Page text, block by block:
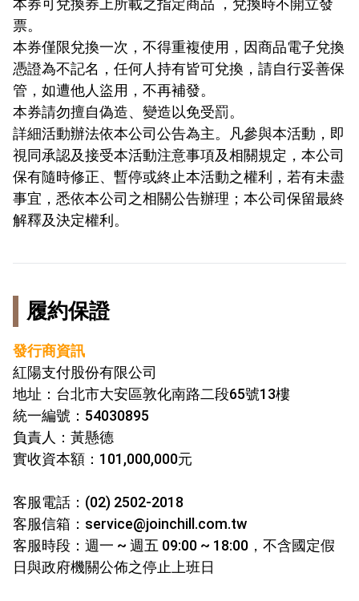
本券可兌換券上所載之指定商品 ，兌換時不開立發
票。
本券僅限兌換一次，不得重複使用，因商品電子兌換
憑證為不記名，任何人持有皆可兌換，請自行妥善保
管，如遭他人盜用，不再補發。
本券請勿擅自偽造、變造以免受罰。
詳細活動辦法依本公司公告為主。凡參與本活動，即
視同承認及接受本活動注意事項及相關規定，本公司
保有隨時修正、暫停或終止本活動之權利，若有未盡
事宜，悉依本公司之相關公告辦理；本公司保留最終
解釋及決定權利。
履約保證
發行商資訊
紅陽支付股份有限公司
地址：台北市大安區敦化南路二段65號13樓
統一編號：54030895
負責人：黃懸德
實收資本額：101,000,000元
客服電話：(02) 2502-2018
客服信箱：service@joinchill.com.tw
客服時段：週一 ~ 週五 09:00 ~ 18:00，不含國定假
日與政府機關公佈之停止上班日